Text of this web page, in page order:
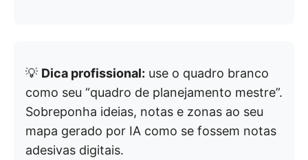
💡 Dica profissional: use o quadro branco
como seu “quadro de planejamento mestre”.
Sobreponha ideias, notas e zonas ao seu
mapa gerado por IA como se fossem notas
adesivas digitais.